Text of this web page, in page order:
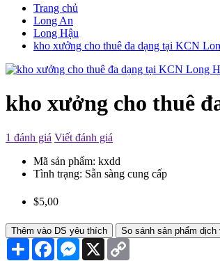
Trang chủ
Long An
Long Hậu
kho xưởng cho thuê đa dạng tại KCN
kho xưởng cho thuê
1 đánh giá Viết đánh giá
Mã sản phẩm: kxdd
Tình trạng: Sẵn sàng cung cấp
$5,00
Thêm vào DS yêu thích So sánh sản phẩm dịch
Chia
sẻ
FacebookMessenger
X